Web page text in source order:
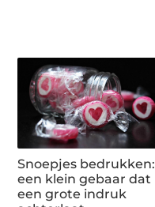
Snoepjes bedrukken:
een klein gebaar dat
een grote indruk